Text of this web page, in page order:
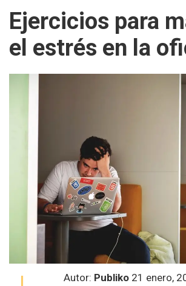
Ejercicios para
el estrés en la
Autor: Publiko 21 enero,